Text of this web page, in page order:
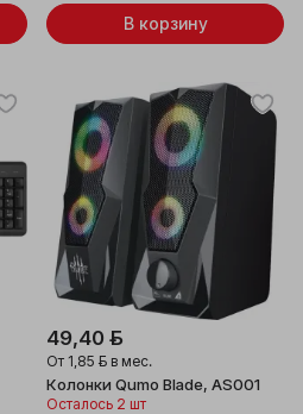
В корзину
49,40 ƃ
От 1,85 ƃ в мес.
Колонки Qumo Blade, AS001
Осталось 2 шт